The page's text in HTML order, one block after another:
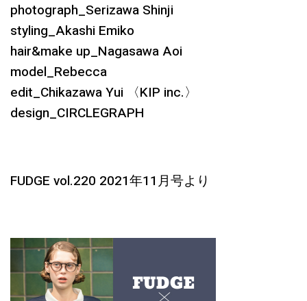
photograph_Serizawa Shinji
styling_Akashi Emiko
hair&make up_Nagasawa Aoi
model_Rebecca
edit_Chikazawa Yui 〈KIP inc.〉
design_CIRCLEGRAPH
FUDGE vol.220 2021年11月号より